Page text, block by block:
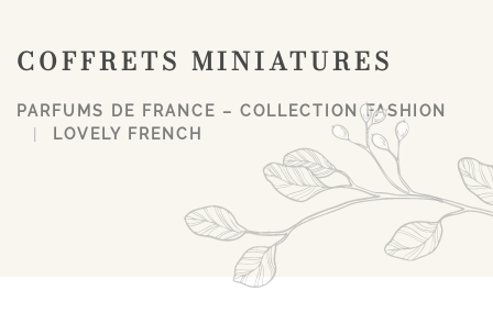
COFFRETS MINIATURES
PARFUMS DE FRANCE – COLLECTION FASHION
LOVELY FRENCH